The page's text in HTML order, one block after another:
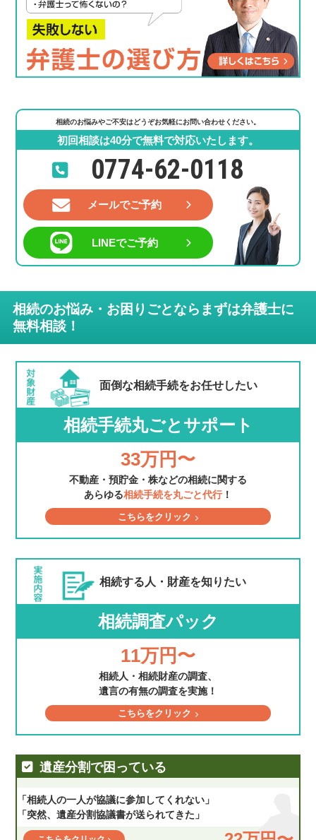
相続のお悩みやご不安はどうぞお気軽にお問い合わせください。
初回相談は40分で無料で対応いたします。
0774-62-0118
メールでご予約
LINEでご予約
相続のお悩み・お困りごとならまずは弁護士に
無料相談！
面倒な相続手続をお任せしたい
相続手続丸ごとサポート
33万円〜
不動産・預貯金・株などの相続に関する
あらゆる相続手続を丸ごと代行！
こちらをクリック
相続する人・財産を知りたい
相続調査パック
11万円〜
相続人・相続財産の調査、
遺言の有無の調査を実施！
こちらをクリック
遺産分割で困っている
「相続人の一人が協議に参加してくれない」
「突然、遺産分割協議書が送られてきた」